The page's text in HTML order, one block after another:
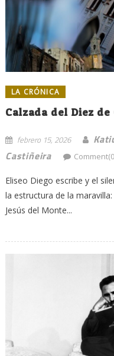
LA CRÓNICA
Calzada del Diez de
febrero 15, 2026
Castiñeira
Eliseo Diego escribe y el
la estructura de la
Jesús del Monte...